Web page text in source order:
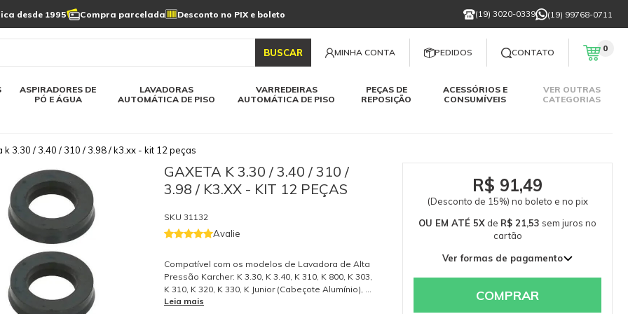
desde 1995 Compra parcelada Desconto no PIX e boleto (19) 3020-0339 (19) 99768-0711
BUSCAR MINHA CONTA PEDIDOS CONTATO 0
ASPIRADORES DE
PÓ E ÁGUA
Linha a bateria
LAVADORAS
AUTOMÁTICA DE PISO
VARREDEIRAS
AUTOMÁTICA DE PISO
PEÇAS DE
REPOSIÇÃO
automática
automática
ACESSÓRIOS E
CONSUMÍVEIS
Varredeiras automática
VER OUTRAS
CATEGORIAS
Limpeza de painel
solar
k 3.30 / 3.40 / 310 / 3.98 / k3.xx - kit 12 peças
GAXETA K 3.30 / 3.40 / 310 /
3.98 / K3.XX - KIT 12 PEÇAS
SKU 31132
Avalie
Compatível com os modelos de Lavadora de Alta
Pressão Karcher: K 3.30, K 3.40, K 310, K 800, K 303,
K 310, K 320, K 330, K Junior (Cabeçote Alumínio), K
Mini, K Hobby, K Economic, K 3.81, K 3.82, K 3.83, K
Leia mais
R$ 91,49
(Desconto de 15%) no boleto e no pix
OU EM ATÉ 5X de R$ 21,53 sem juros no
cartão
Ver formas de pagamento
2x de R$ 53,82 sem juros
COMPRAR